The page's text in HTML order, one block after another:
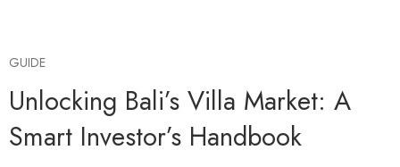
GUIDE
Unlocking Bali’s Villa Market: A
Smart Investor’s Handbook